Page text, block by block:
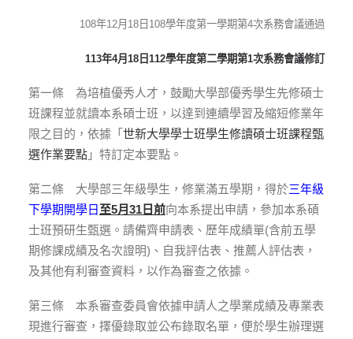
108年12月18日108學年度第一學期第4次系務會議通過
113年4月18日112學年度第二學期第1次系務會議修訂
第一條 為培植優秀人才，鼓勵大學部優秀學生先修碩士
班課程並就讀本系碩士班，以達到連續學習及縮短修業年
限之目的，依據「 世新大學學士班學生修讀碩士班課程甄
選作業要點 」特訂定本要點。
第二條 大學部三年級學生，修業滿五學期，得於三年級
下學期開學日 至5月31日前向本系提出申請，參加本系碩
士班預研生甄選。請備齊申請表、歷年成績單(含前五學
期修課成績及名次證明)、自我評估表、推薦人評估表，
及其他有利審查資料，以作為審查之依據。
第三條 本系審查委員會依據申請人之學業成績及專業表
現進行審查，擇優錄取並公布錄取名單，便於學生辦理選